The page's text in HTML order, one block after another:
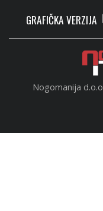
GRAFIČKA VERZIJA
Nogomanija